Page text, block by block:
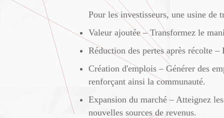
Pour les investisseurs, une usine de
Valeur ajoutée – Transformez le
Réduction des pertes après récolte
Création d'emplois – Générer des
renforçant ainsi la communauté.
Expansion du marché – Atteignez
nouvelles sources de revenus.